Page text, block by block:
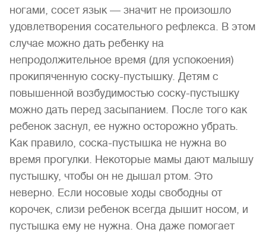
ногами, сосет язык — значит не произошло
удовлетворения сосательного рефлекса. В этом
случае можно дать ребенку на
непродолжительное время (для успокоения)
прокипяченную соску-пустышку. Детям с
повышенной возбудимостью соску-пустышку
можно дать перед засыпанием. После того как
ребенок заснул, ее нужно осторожно убрать.
Как правило, соска-пустышка не нужна во
время прогулки. Некоторые мамы дают малышу
пустышку, чтобы он не дышал ртом. Это
неверно. Если носовые ходы свободны от
корочек, слизи ребенок всегда дышит носом, и
пустышка ему не нужна. Она даже помогает